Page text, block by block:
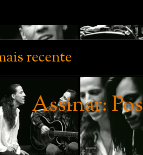
recente
Assinar: